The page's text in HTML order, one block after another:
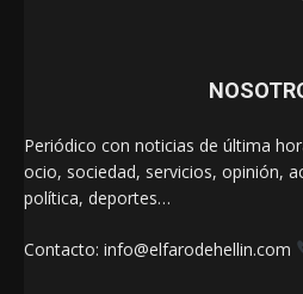
Periódico con noticias de última
ocio, sociedad, servicios, opinión,
política, deportes…
Contacto: info@elfarodehellin.com